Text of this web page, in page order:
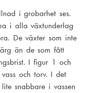
i grobarhet ses.
i alla växtunderlag
De växter som inte
än de som fått
I figur 1 och
och torv. I det
snabbare i vassen